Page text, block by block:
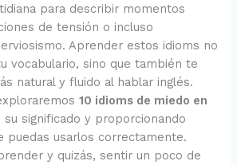
para describir momentos
de tensión o incluso
Aprender estos idioms no
vocabulario, sino que también te
natural y fluido al hablar inglés.
10 idioms de miedo en
su significado y proporcionando
puedas usarlos correctamente.
y quizás, sentir un poco de